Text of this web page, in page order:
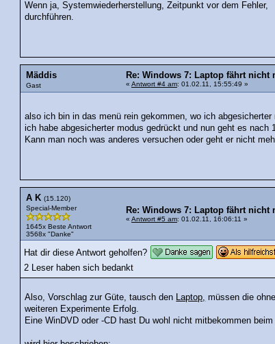
Wenn ja, Systemwiederherstellung, Zeitpunkt vor dem Fehler,
durchführen.
Mäddis
Gast
Re: Windows 7: Laptop fährt nicht
« Antwort #4 am: 01.02.11, 15:55:49 »
also ich bin in das menü rein gekommen, wo ich
ich habe abgesicherter modus gedrückt und nun geht es nach
Kann man noch was anderes versuchen oder geht er nicht
A K (15.120)
Special-Member
1645x Beste Antwort
3568x "Danke"
Re: Windows 7: Laptop fährt nicht
« Antwort #5 am: 01.02.11, 16:06:11 »
Hat dir diese Antwort geholfen?
2 Leser haben sich bedankt
Also, Vorschlag zur Güte, tausch den Laptop, müssen die
weiteren Experimente Erfolg.
Eine WinDVD oder -CD hast Du wohl nicht mitbekommen